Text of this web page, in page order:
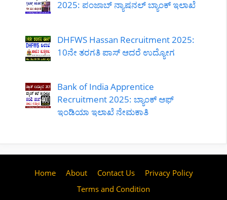
2025: ಪಂಜಾಬ್ ನ್ಯಾಷನಲ್ ಬ್ಯಾಂಕ್ ಇಲಾಖೆ
DHFWS Hassan Recruitment 2025:
10ನೇ ತರಗತಿ ಪಾಸ್ ಆದರೆ ಉದ್ಯೋಗ
Bank of India Apprentice
Recruitment 2025: ಬ್ಯಾಂಕ್ ಆಫ್
ಇಂಡಿಯಾ ಇಲಾಖೆ ನೇಮಕಾತಿ
Home About Contact Us
Privacy Policy
Terms and Condition